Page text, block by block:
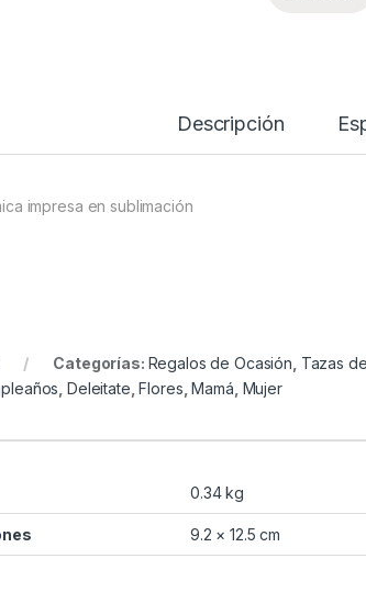
Descripción
impresa en sublimación
Categorías: Regalos de Ocasión Tazas
Deleitate ,Flores ,Mamá Mujer
0.34 kg
9.2 × 12.5 cm